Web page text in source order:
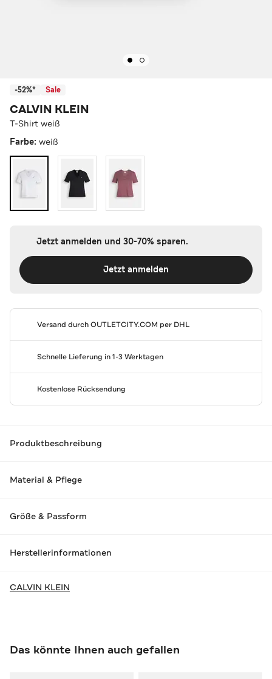
-52%* Sale
CALVIN KLEIN
T-Shirt weiß
Farbe: weiß
Jetzt anmelden und 30-70% sparen.
Jetzt anmelden
Versand durchOUTLETCITY.COM per DHL
Schnelle Lieferung in 1-3 Werktagen
Kostenlose Rücksendung
Produktbeschreibung
Material & Pflege
Größe & Passform
Herstellerinformationen
CALVIN KLEIN
Das könnte Ihnen auch gefallen